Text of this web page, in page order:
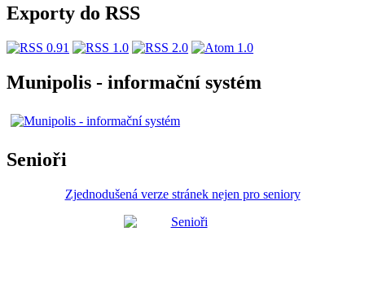
Exporty do RSS
Munipolis - informační systém
Senioři
Zjednodušená verze stránek nejen pro seniory